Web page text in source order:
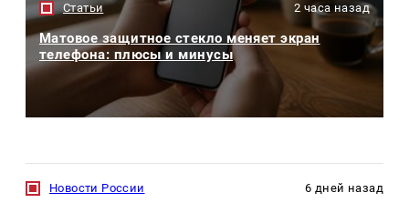
Статьи 2 часа назад
Матовое защитное стекло меняет экран
телефона: плюсы и минусы
Новости России 6 дней назад